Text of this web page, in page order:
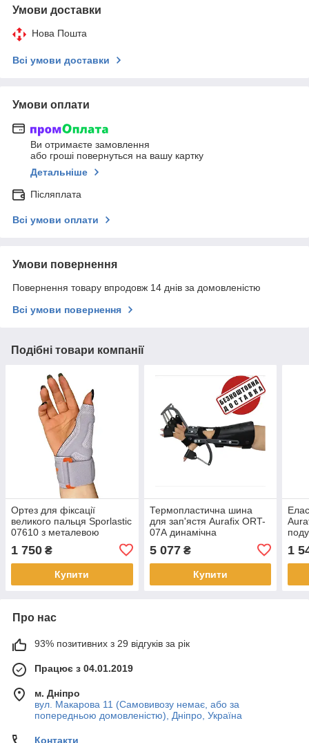
Умови доставки
Нова Пошта
Всі умови доставки
Умови оплати
Ви отримаєте замовлення
або гроші повернуться на вашу картку
Детальніше
Післяплата
Всі умови оплати
Умови повернення
Повернення товару впродовж 14 днів за домовленістю
Всі умови повернення
Подібні товари компанії
Ортез для фіксації
великого пальця Sporlastic
07610 з металевою
1 750 ₴
Купити
Термопластична шина
для зап'ястя Aurafix ORT-
07А динамічна
5 077₴
Купити
1
Про нас
93% позитивних з 29 відгуків за рік
Працює з 04.01.2019
м. Дніпро
вул. Макарова 11 (Самовивозу немає, або за
попередньою домовленістю), Дніпро, Україна
Контакти